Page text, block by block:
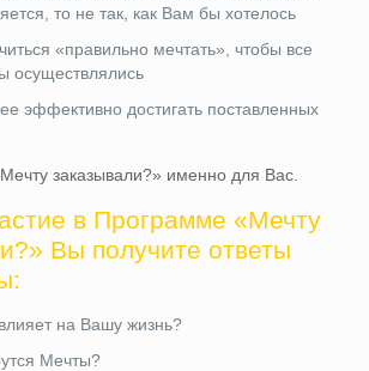
то не так, как Вам бы хотелось
«правильно мечтать», чтобы все
осуществлялись
эффективно достигать поставленных
заказывали?» именно для Вас.
в Программе «Мечту
Вы получите ответы
на Вашу жизнь?
Мечты?